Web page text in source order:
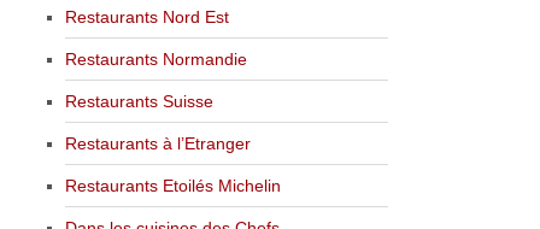
Restaurants Nord Est
Restaurants Normandie
Restaurants Suisse
Restaurants à l’Etranger
Restaurants Etoilés Michelin